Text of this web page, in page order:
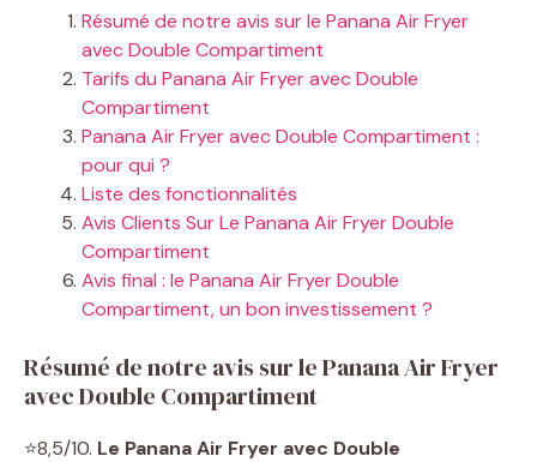
Résumé de notre avis sur le Panana Air Fryer
avec Double Compartiment
Tarifs du Panana Air Fryer avec Double
Compartiment
Panana Air Fryer avec Double Compartiment :
pour qui ?
Liste des fonctionnalités
Avis Clients Sur Le Panana Air Fryer Double
Compartiment
Avis final : le Panana Air Fryer Double
Compartiment, un bon investissement ?
Résumé de notre avis sur le Panana Air Fryer
avec Double Compartiment
⭐8,5/10. Le Panana Air Fryer avec Double